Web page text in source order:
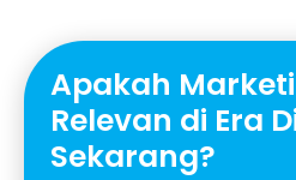
Apakah
Relevan di Era
Sekarang?